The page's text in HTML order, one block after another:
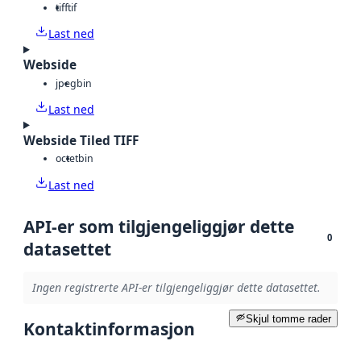
tifftif
Last ned
Webside
jpegbin
Last ned
Webside Tiled TIFF
octetbin
Last ned
API-er som tilgjengeliggjør dette
datasettet
0
Ingen registrerte API-er tilgjengeliggjør dette datasettet.
Skjul tomme rader
Kontaktinformasjon